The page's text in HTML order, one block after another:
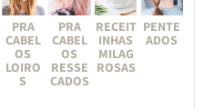
PRA
CABEL
OS
LOIRO
S
PRA
CABEL
OS
RESSE
CADOS
RECEIT
INHAS
MILAG
ROSAS
PENTE
ADOS